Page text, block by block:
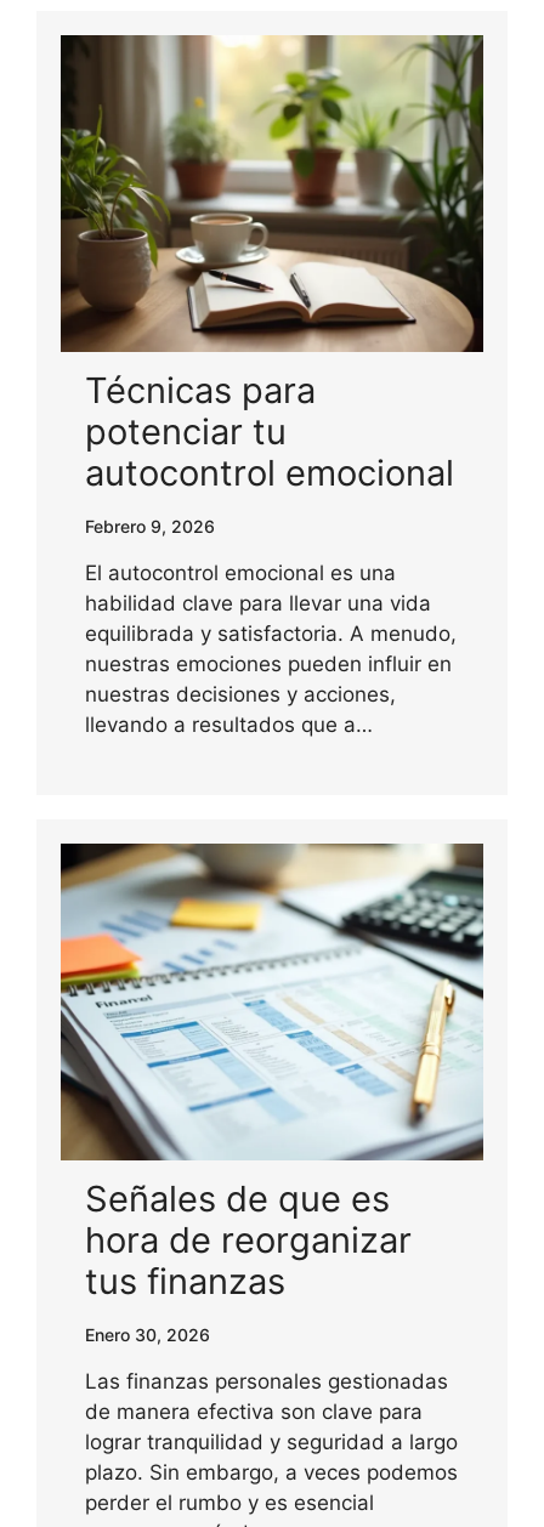
Técnicas para
potenciar tu
autocontrol emocional
Febrero 9, 2026
El autocontrol emocional es una
habilidad clave para llevar una vida
equilibrada y satisfactoria. A menudo,
nuestras emociones pueden influir en
nuestras decisiones y acciones,
llevando a resultados que a…
Señales de que es
hora de reorganizar
tus finanzas
Enero 30, 2026
Las finanzas personales gestionadas
de manera efectiva son clave para
lograr tranquilidad y seguridad a largo
plazo. Sin embargo, a veces podemos
perder el rumbo y es esencial